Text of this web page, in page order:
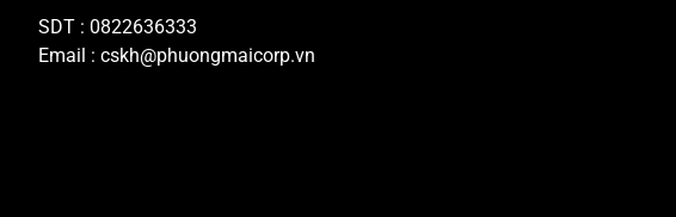
SDT : 0822636333
Email : cskh@phuongmaicorp.vn